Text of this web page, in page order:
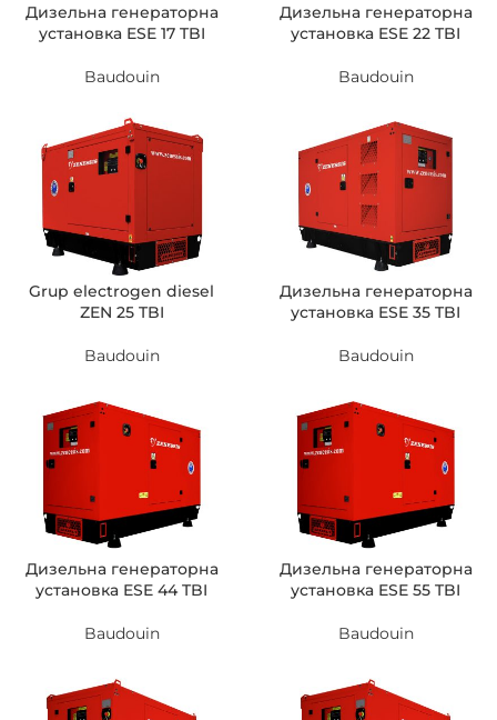
Дизельна генераторна
установка ESE 17 TBI
Baudouin
Дизельна генераторна
установка ESE 22 TBI
Baudouin
Grup electrogen diesel
ZEN 25 TBI
Baudouin
Дизельна генераторна
установка ESE 35 TBI
Baudouin
Дизельна генераторна
установка ESE 44 TBI
Baudouin
Дизельна генераторна
установка ESE 55 TBI
Baudouin